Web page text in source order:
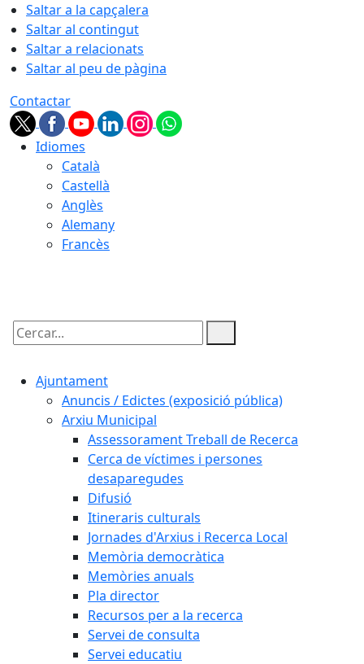
Saltar a la capçalera
Saltar al contingut
Saltar a relacionats
Saltar al peu de pàgina
Contactar
Idiomes
Català
Castellà
Anglès
Alemany
Francès
Cercar:
Ajuntament
Anuncis / Edictes (exposició pública)
Arxiu Municipal
Assessorament Treball de Recerca
Cerca de víctimes i persones
desaparegudes
Difusió
Itineraris culturals
Jornades d'Arxius i Recerca Local
Memòria democràtica
Memòries anuals
Pla director
Recursos per a la recerca
Servei de consulta
Servei educatiu